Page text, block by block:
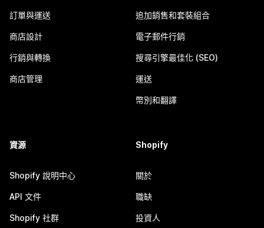
訂單與運送
商店設計
行銷與轉換
商店管理
追加銷售和套裝組合
電子郵件行銷
搜尋引擎最佳化 (SEO)
運送
幣別和翻譯
資源
Shopify 說明中心
API 文件
Shopify 社群
Shopify
關於
職缺
投資人